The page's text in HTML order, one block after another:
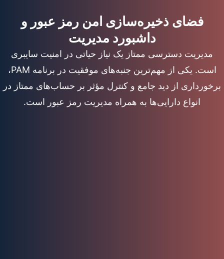
فضای ذخیره‌سازی امن رمز عبور و
داشبورد مدیریت
مدیریت دسترسی ممتاز یک نیاز حیاتی در امنیت سایبری
است. یکی از مهم‌ترین جنبه‌های موفقیت در برنامه PAM،
برخورداری از دید جامع و کنترل مؤثر بر حساب‌های ممتاز در
انواع دارایی‌ها به همراه مدیریت رمز عبور است.